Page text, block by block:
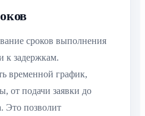
сроков выполнения
к задержкам.
временной график,
от подачи заявки до
Это позволит